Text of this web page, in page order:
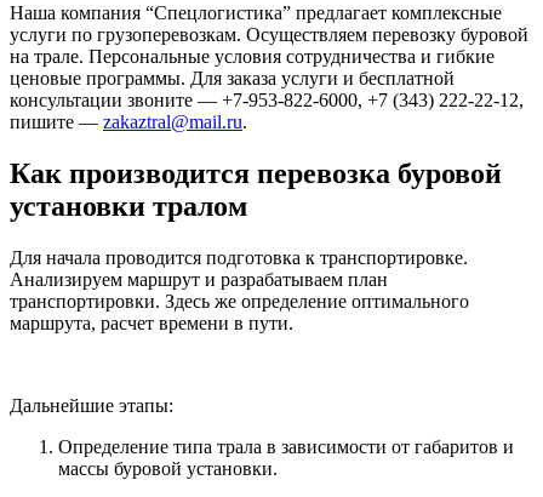
Наша компания “Спецлогистика” предлагает комплексные
услуги по грузоперевозкам. Осуществляем перевозку буровой
на трале. Персональные условия сотрудничества и гибкие
ценовые программы. Для заказа услуги и бесплатной
консультации звоните — +7-953-822-6000, +7 (343) 222-22-12,
пишите — zakaztral@mail.ru.
Как производится перевозка буровой
установки тралом
Для начала проводится подготовка к транспортировке.
Анализируем маршрут и разрабатываем план
транспортировки. Здесь же определение оптимального
маршрута, расчет времени в пути.
Дальнейшие этапы:
Определение типа трала в зависимости от габаритов и
массы буровой установки.